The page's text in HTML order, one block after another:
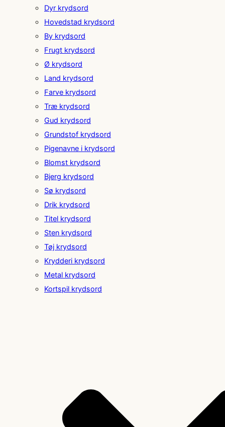
Dyr krydsord
Hovedstad krydsord
By krydsord
Frugt krydsord
Ø krydsord
Land krydsord
Farve krydsord
Træ krydsord
Gud krydsord
Grundstof krydsord
Pigenavne i krydsord
Blomst krydsord
Bjerg krydsord
Sø krydsord
Drik krydsord
Titel krydsord
Sten krydsord
Tøj krydsord
Krydderi krydsord
Metal krydsord
Kortspil krydsord